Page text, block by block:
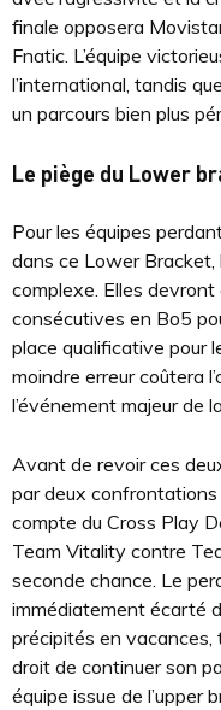
finale opposera
Fnatic. L’équipe
l’international, tandis
un parcours bien plus
Le piège du Lower
Pour les équipes
dans ce Lower
complexe. Elles
consécutives en Bo5
place qualificative pour
moindre erreur coûtera
l’événement majeur de
Avant de revoir ces
par deux
compte du Cross Play
Team Vitality contre
seconde chance. Le
immédiatement écarté
précipités en vacances,
droit de continuer son
équipe issue de l’upper